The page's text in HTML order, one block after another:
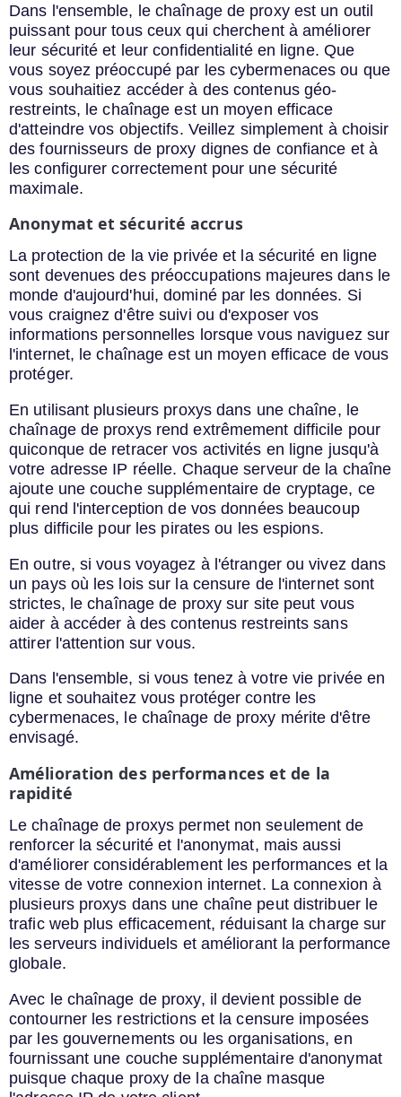
Dans l'ensemble, le chaînage de proxy est un outil
puissant pour tous ceux qui cherchent à améliorer
leur sécurité et leur confidentialité en ligne. Que
vous soyez préoccupé par les cybermenaces ou que
vous souhaitiez accéder à des contenus géo-
restreints, le chaînage est un moyen efficace
d'atteindre vos objectifs. Veillez simplement à choisir
des fournisseurs de proxy dignes de confiance et à
les configurer correctement pour une sécurité
maximale.
Anonymat et sécurité accrus
La protection de la vie privée et la sécurité en ligne
sont devenues des préoccupations majeures dans le
monde d'aujourd'hui, dominé par les données. Si
vous craignez d'être suivi ou d'exposer vos
informations personnelles lorsque vous naviguez sur
l'internet, le chaînage est un moyen efficace de vous
protéger.
En utilisant plusieurs proxys dans une chaîne, le
chaînage de proxys rend extrêmement difficile pour
quiconque de retracer vos activités en ligne jusqu'à
votre adresse IP réelle. Chaque serveur de la chaîne
ajoute une couche supplémentaire de cryptage, ce
qui rend l'interception de vos données beaucoup
plus difficile pour les pirates ou les espions.
En outre, si vous voyagez à l'étranger ou vivez dans
un pays où les lois sur la censure de l'internet sont
strictes, le chaînage de proxy sur site peut vous
aider à accéder à des contenus restreints sans
attirer l'attention sur vous.
Dans l'ensemble, si vous tenez à votre vie privée en
ligne et souhaitez vous protéger contre les
cybermenaces, le chaînage de proxy mérite d'être
envisagé.
Amélioration des performances et de la
rapidité
Le chaînage de proxys permet non seulement de
renforcer la sécurité et l'anonymat, mais aussi
d'améliorer considérablement les performances et la
vitesse de votre connexion internet. La connexion à
plusieurs proxys dans une chaîne peut distribuer le
trafic web plus efficacement, réduisant la charge sur
les serveurs individuels et améliorant la performance
globale.
Avec le chaînage de proxy, il devient possible de
contourner les restrictions et la censure imposées
par les gouvernements ou les organisations, en
fournissant une couche supplémentaire d'anonymat
puisque chaque proxy de la chaîne masque